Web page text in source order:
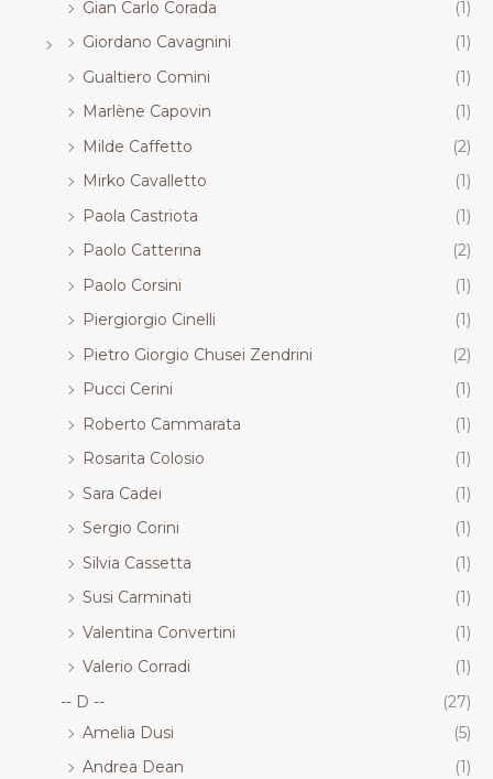
Gian Carlo Corada
(1)
Giordano Cavagnini
(1)
Gualtiero Comini
(1)
Marlène Capovin
(1)
Milde Caffetto
(2)
Mirko Cavalletto
(1)
Paola Castriota
(1)
Paolo Catterina
(2)
Paolo Corsini
(1)
Piergiorgio Cinelli
(1)
Pietro Giorgio Chusei Zendrini
(2)
Pucci Cerini
(1)
Roberto Cammarata
(1)
Rosarita Colosio
(1)
Sara Cadei
(1)
Sergio Corini
(1)
Silvia Cassetta
(1)
Susi Carminati
(1)
Valentina Convertini
(1)
Valerio Corradi
(1)
-- D --
(27)
Amelia Dusi
(5)
Andrea Dean
(1)